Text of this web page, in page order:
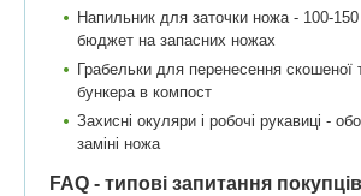
Напильник для заточки ножа - 100-150
бюджет на запасних ножах
Грабельки для перенесення скошеної
бункера в компост
Захисні окуляри і робочі рукавиці -
заміні ножа
FAQ - типові запитання покупців